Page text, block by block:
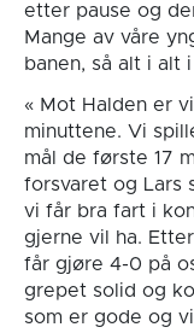
etter pause og
Mange av våre
banen, så alt i alt
« Mot Halden er
minuttene. Vi
mål de første 17
forsvaret og Lars
vi får bra fart i
gjerne vil ha.
får gjøre 4-0 på
grepet solid og
som er gode og